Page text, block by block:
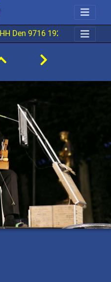
Den 9716 1920x1280